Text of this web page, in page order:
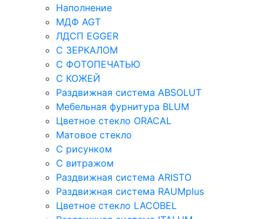
Наполнение
МДФ AGT
ЛДСП EGGER
С ЗЕРКАЛОМ
С ФОТОПЕЧАТЬЮ
С КОЖЕЙ
Раздвижная система ABSOLUT
Мебельная фурнитура BLUM
Цветное стекло ORACAL
Матовое стекло
C рисунком
C витражом
Раздвижная система ARISTO
Раздвижная система RAUMplus
Цветное стекло LACOBEL